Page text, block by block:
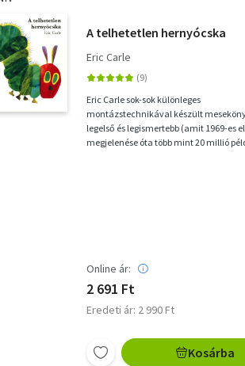
A telhetetlen hernyócska
Eric Carle
Eric Carle sok-sok különleges
montázstechnikával készült
legelső és legismertebb (amit 1969-es
megjelenése óta több mint 20 millió
Online ár:
2 691 Ft
Eredeti ár: 2 990 Ft
Kosárba